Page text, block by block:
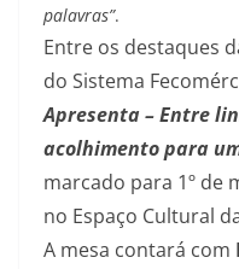
palavras”.
Entre os destaques
do Sistema
Apresenta – Entre
acolhimento para
marcado para 1º de
no Espaço Cultural
A mesa contará com